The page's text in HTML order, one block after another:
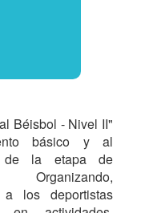
Béisbol - Nivel II"
básico y al
de la etapa de
Organizando,
a los deportistas